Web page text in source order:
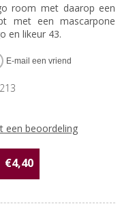
room met daarop een
met een mascarpone
en likeur 43.
een beoordeling
€4,40